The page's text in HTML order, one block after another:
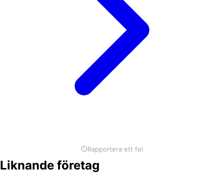
Rapportera ett fel
Liknande företag